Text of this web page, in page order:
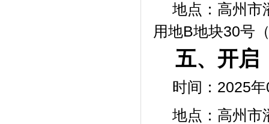
地点：高州市
用地B地块30号
五、开启
时间：2025
地点：高州市